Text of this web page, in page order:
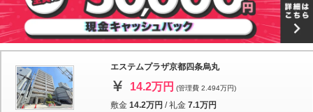
エステムプラザ京都四条烏丸
14.2万円 (管理費 2.494万円)
敷金 14.2万円 /礼金 7.1万円